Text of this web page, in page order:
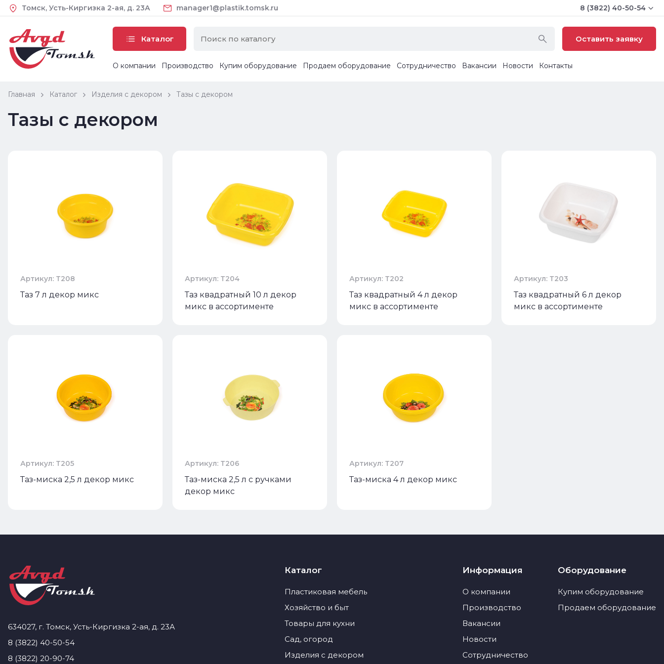
Томск, Усть-Киргизка 2-ая, д. 23А manager1@plastik.tomsk.ru 8 (3822) 40-50-54
Каталог Оставить заявку
О компании Производство Купим оборудование Продаем оборудование Сотрудничество Вакансии Новости Контакты
Главная Каталог Изделия с декором Тазы с декором
Тазы с декором
Артикул: Т208
Таз 7 л декор микс
Артикул: Т204
Таз квадратный 10 л декор
микс в ассортименте
Артикул: Т202
Таз квадратный 4 л декор
микс в ассортименте
Артикул: Т203
Таз квадратный 6 л декор
микс в ассортименте
Артикул: Т205
Таз-миска 2,5 л декор микс
Артикул: Т206
Таз-миска 2,5 л с ручками
декор микс
Артикул: Т207
Таз-миска 4 л декор микс
634027, г. Томск, Усть-Киргизка 2-ая, д. 23А
8 (3822) 40-50-54
8 (3822) 20-90-74
Каталог
Пластиковая мебель
Хозяйство и быт
Товары для кухни
Сад, огород
Изделия с декором
Информация
О компании
Производство
Вакансии
Новости
Сотрудничество
Оборудование
Купим оборудование
Продаем оборудование